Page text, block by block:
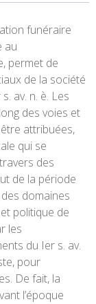
funéraire
au
permet de
de la société
av. n. è. Les
des voies et
attribuées,
qui se
des
de la période
domaines
politique de
les
du Ier s. av.
pour
De fait, la
l’époque